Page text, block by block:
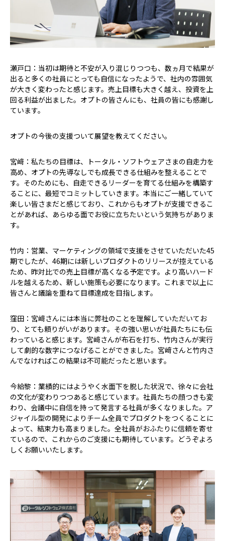
瀬戸口：当初は期待と不安が入り混じりつつも、数ヵ月で結果が
出ると多くの社員にとっても自信になったようで、社内の雰囲気
が大きく変わったと感じます。売上目標も大きく越え、投資を上
回る利益が出ました。オプトの皆さんにも、社員の皆にも感謝し
ています。
――オプトの今後の支援ついて展望を教えてください。
宮﨑：私たちの目標は、トータル・ソフトウェアさまの自走力を
高め、オプトの先導なしでも成長できる仕組みを整えることで
す。そのためにも、自走できるリーダーを育てる仕組みを構築す
ることに、最短でコミットしていきます。本当にご一緒していて
楽しい皆さまだと感じており、これからもオプトが支援できるこ
とがあれば、あらゆる面でお役に立ちたいという気持ちがありま
す。
竹内：営業、マーケティングの領域で支援をさせていただいた45
期でしたが、46期には新しいプロダクトのリリースが控えている
ため、昨対比での売上目標が高くなる予定です。より高いハード
ルを越えるため、新しい施策も必要になります。これまで以上に
皆さんと議論を重ねて目標達成を目指します。
窪田：宮﨑さんには本当に弊社のことを理解していただいてお
り、とても頼りがいがあります。その強い思いが社員たちにも伝
わっていると感じます。宮﨑さんが布石を打ち、竹内さんが実行
して劇的な数字につなげることができました。宮﨑さんと竹内さ
んでなければこの結果は不可能だったと思います。
今給黎：業績的にはようやく水面下を脱した状況で、徐々に会社
の文化が変わりつつあると感じています。社員たちの顔つきも変
わり、会議中に自信を持って発言する社員が多くなりました。ア
ジャイル型の開発によりチーム全員でプロダクトをつくることに
よって、結束力も高まりました。全社員がおふたりに信頼を寄せ
ているので、これからのご支援にも期待しています。どうぞよろ
しくお願いいたします。